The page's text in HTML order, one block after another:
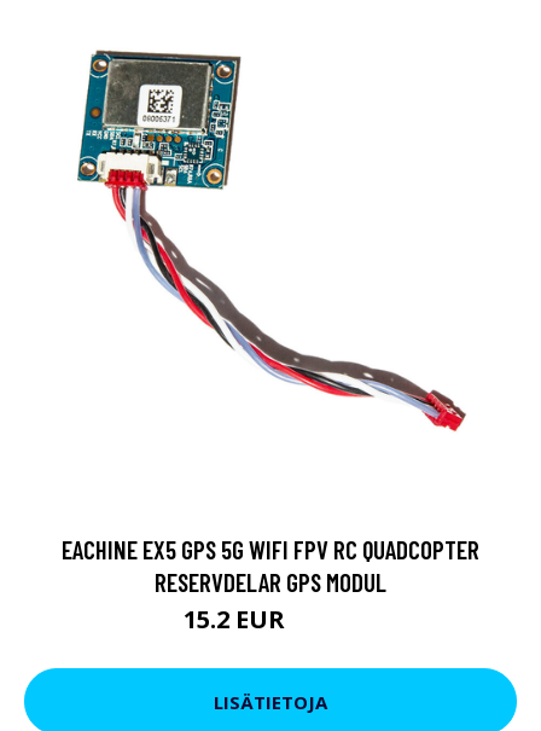
EACHINE EX5 GPS 5G WIFI FPV RC QUADCOPTER
RESERVDELAR GPS MODUL
15.2 EUR
LISÄTIETOJA